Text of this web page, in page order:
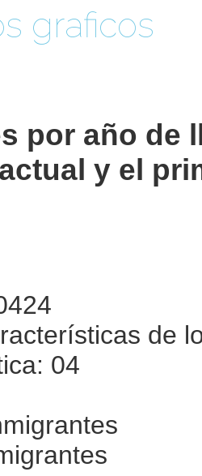
graficos
por año de
y el
de
04